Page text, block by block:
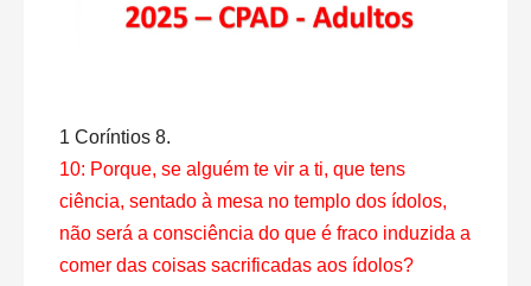
1 Coríntios 8.
10: Porque, se alguém te vir a ti, que tens
ciência, sentado à mesa no templo dos ídolos,
não será a consciência do que é fraco induzida a
comer das coisas sacrificadas aos ídolos?